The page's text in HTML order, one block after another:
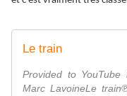
Le train
Provided to YouTube
Marc LavoineLe